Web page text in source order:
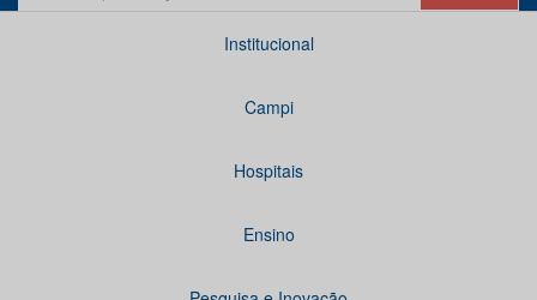
Institucional
Campi
Hospitais
Ensino